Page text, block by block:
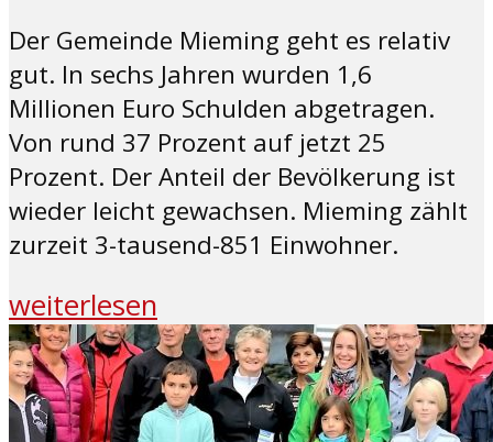
Der Gemeinde Mieming geht es relativ
gut. In sechs Jahren wurden 1,6
Millionen Euro Schulden abgetragen.
Von rund 37 Prozent auf jetzt 25
Prozent. Der Anteil der Bevölkerung ist
wieder leicht gewachsen. Mieming zählt
zurzeit 3-tausend-851 Einwohner.
weiterlesen